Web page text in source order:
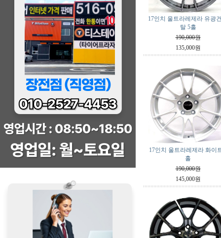
17인치 울트라레제라 유광
탈 5홀
190,000원
135,000원
17인치 울트라레제라 화이
홀
190,000원
145,000원